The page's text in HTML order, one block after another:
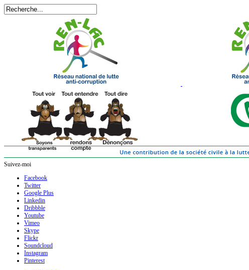
Suivez-moi
Facebook
Twitter
Google Plus
Linkedin
Dribbble
Youtube
Vimeo
Skype
Flickr
Soundcloud
Instagram
Pinterest